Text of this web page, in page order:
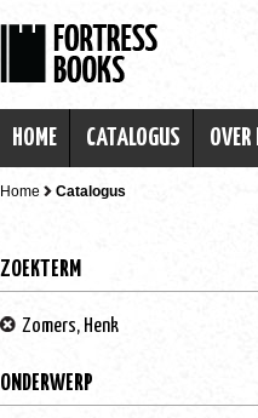
HOME CATALOGUS
Home Catalogus
ZOEKTERM
Zomers, Henk
ONDERWERP